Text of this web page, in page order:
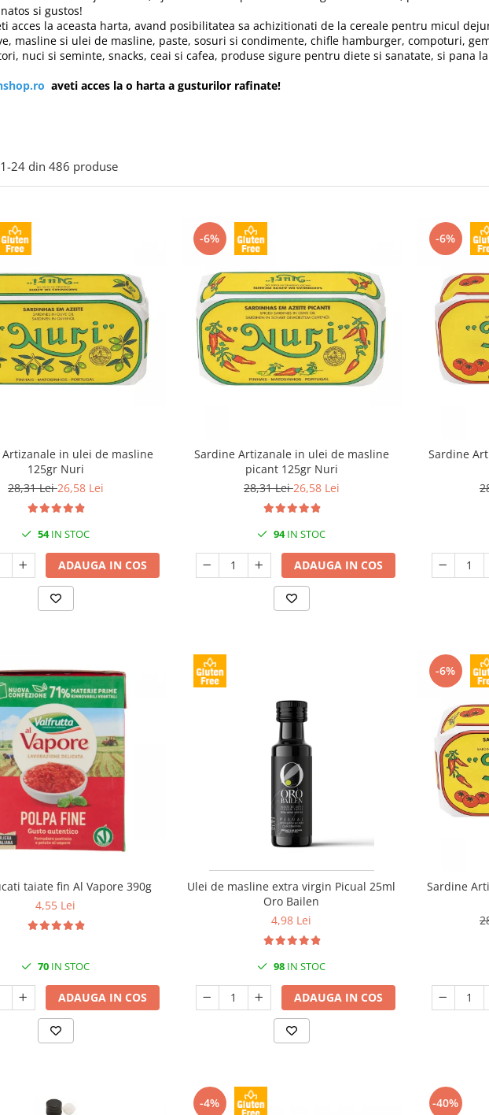
si gustos!
acces la aceasta harta, avand posibilitatea sa achizitionati de la cereale pentru micul
masline si ulei de masline, paste, sosuri si condimente, chifle hamburger, compoturi,
nuci si seminte, snacks, ceai si cafea, produse sigure pentru diete si sanatate, si pana
aveti acces la o harta a gusturilor rafinate!
1-24 din 486 produse
in ulei de masline
125gr Nuri
28,31 Lei26,58 Lei
54IN STOC
ADAUGA IN COS
-6%
Sardine Artizanale in ulei de masline
picant 125gr Nuri
28,31 Lei26,58 Lei
94IN STOC
ADAUGA IN COS
-6%
Sardine
taiate fin Al Vapore 390g
4,55 Lei
70 IN STOC
ADAUGA IN COS
Ulei de masline extra virgin Picual 25ml
Oro Bailen
4,98 Lei
98 IN STOC
ADAUGA IN COS
-6%
Sardine
-4% -40%